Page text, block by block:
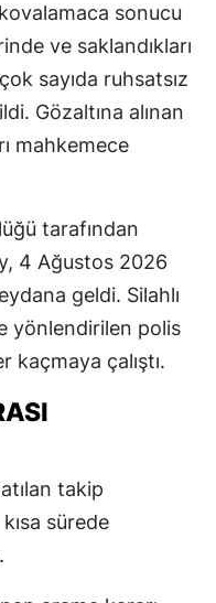
sonucu
ve saklandıkları
sayıda ruhsatsız
Gözaltına alınan
mahkemece
tarafından
4 Ağustos 2026
geldi. Silahlı
yönlendirilen polis
kaçmaya çalıştı.
takip
sürede